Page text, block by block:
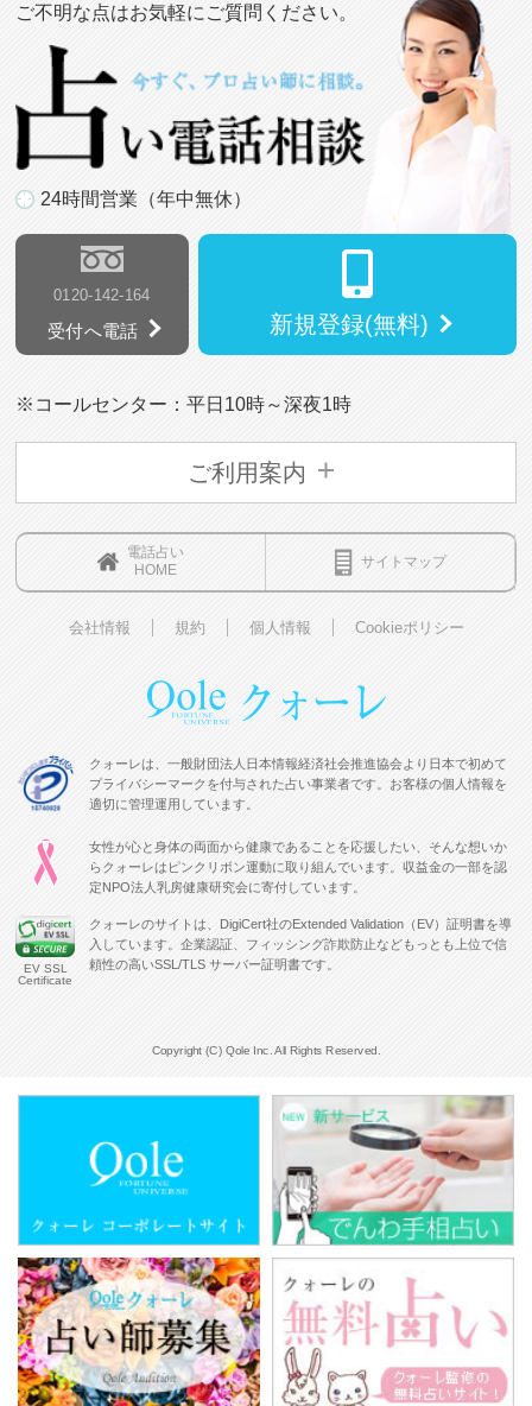
ご不明な点はお気軽にご質問ください。
24時間営業（年中無休）
0120-142-164
受付へ電話 新規登録(無料)
※コールセンター：平日10時～深夜1時
ご利用案内
電話占い
HOME
サイトマップ
会社情報 規約 個人情報 Cookieポリシー
クォーレは、一般財団法人日本情報経済社会推進協会より日本で初めて
プライバシーマークを付与された占い事業者です。お客様の個人情報を
適切に管理運用しています。
女性が心と身体の両面から健康であることを応援したい、そんな想いか
らクォーレはピンクリボン運動に取り組んでいます。収益金の一部を認
定NPO法人乳房健康研究会に寄付しています。
EV SSL
Certificate
クォーレのサイトは、DigiCert社のExtended Validation（EV）証明書を導
入しています。企業認証、フィッシング詐欺防止などもっとも上位で信
頼性の高いSSL/TLS サーバー証明書です。
Copyright (C) Qole Inc. All Rights Reserved.